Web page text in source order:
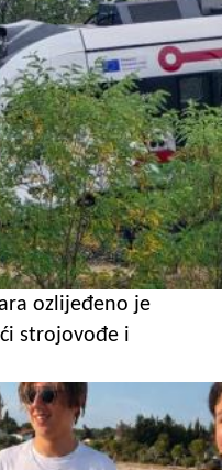
ozlijeđeno je
strojovođe i